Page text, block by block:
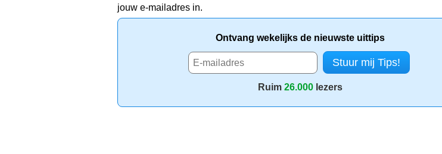
jouw e-mailadres in.
Ontvang wekelijks de nieuwste uittips
Ruim 26.000 lezers